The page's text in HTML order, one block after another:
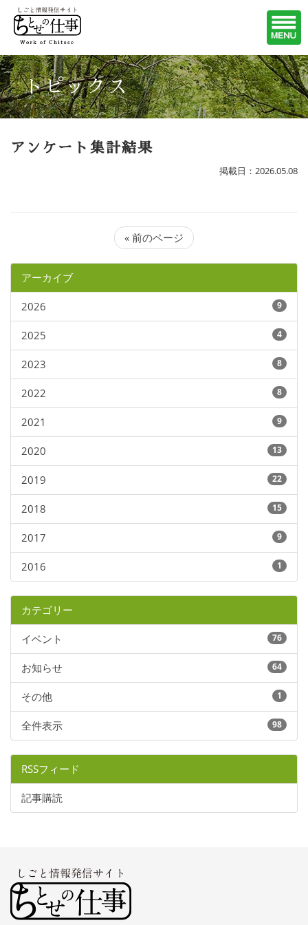
トピックス
アンケート集計結果
掲載日：2026.05.08
« 前のページ
アーカイブ
2026 9
2025 4
2023 8
2022 8
2021 9
2020 13
2019 22
2018 15
2017 9
2016 1
カテゴリー
イベント 76
お知らせ 64
その他 1
全件表示 98
RSSフィード
記事購読